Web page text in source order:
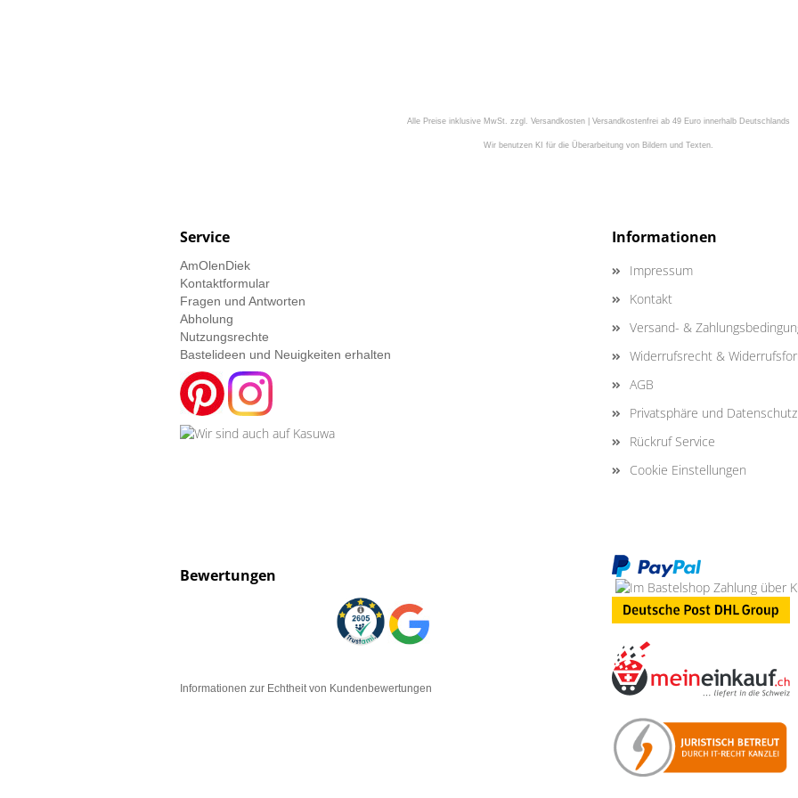
Alle Preise inklusive MwSt. zzgl. Versandkosten | Versandkostenfrei ab 49 Euro innerhalb Deutschlands
Wir benutzen KI für die Überarbeitung von Bildern und Texten.
Service
AmOlenDiek
Kontaktformular
Fragen und Antworten
Abholung
Nutzungsrechte
Bastelideen und Neuigkeiten erhalten
Informationen
Impressum
Kontakt
Versand- &
Widerrufsrecht &
AGB
Privatsphäre und Datenschutz
Rückruf Service
Cookie Einstellungen
Bewertungen
Informationen zur Echtheit von Kundenbewertungen